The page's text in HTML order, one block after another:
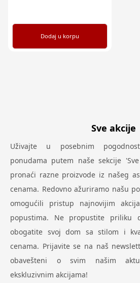
Dodaj u korpu
Sve akcije
Uživajte u posebnim
ponudama putem naše sekcije
pronaći razne proizvode iz našeg
cenama. Redovno ažuriramo našu
omogućili pristup najnovijim
popustima. Ne propustite priliku
obogatite svoj dom sa stilom i
cenama. Prijavite se na naš
obavešteni o svim našim
ekskluzivnim akcijama!